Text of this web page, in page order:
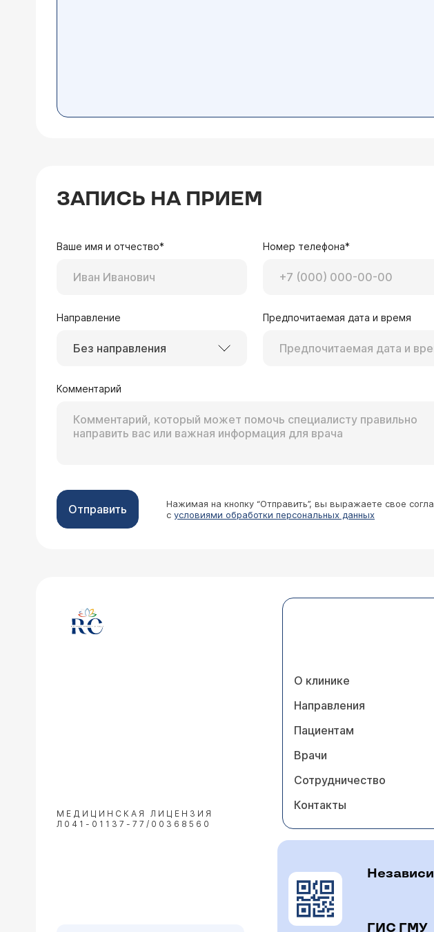
ЗАПИСЬ НА ПРИЕМ
Ваше имя и отчество* Номер телефона*
Направление
Без направления
Предпочитаемая дата и время
Комментарий
Отправить
Нажимая на кнопку “Отправить”, вы выражаете свое
с условиями обработки персональных данных
МЕДИЦИНСКАЯ ЛИЦЕНЗИЯ
Л041-01137-77/00368560
О клинике
Направления
Пациентам
Врачи
Сотрудничество
Контакты
ГИС ГМУ